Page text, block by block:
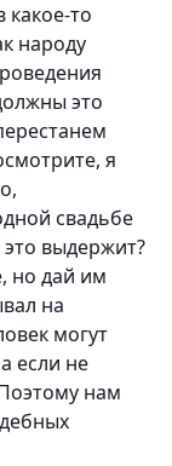
то
народу
это
я
свадьбе
выдержит?
но дай им
на
могут
если не
нам